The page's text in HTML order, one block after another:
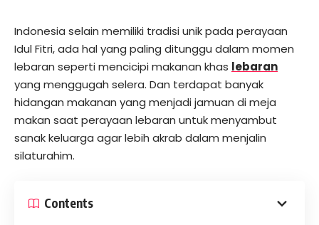
Indonesia selain memiliki tradisi unik pada perayaan
Idul Fitri, ada hal yang paling ditunggu dalam momen
lebaran seperti mencicipi makanan khas lebaran
yang menggugah selera. Dan terdapat banyak
hidangan makanan yang menjadi jamuan di meja
makan saat perayaan lebaran untuk menyambut
sanak keluarga agar lebih akrab dalam menjalin
silaturahim.
Contents